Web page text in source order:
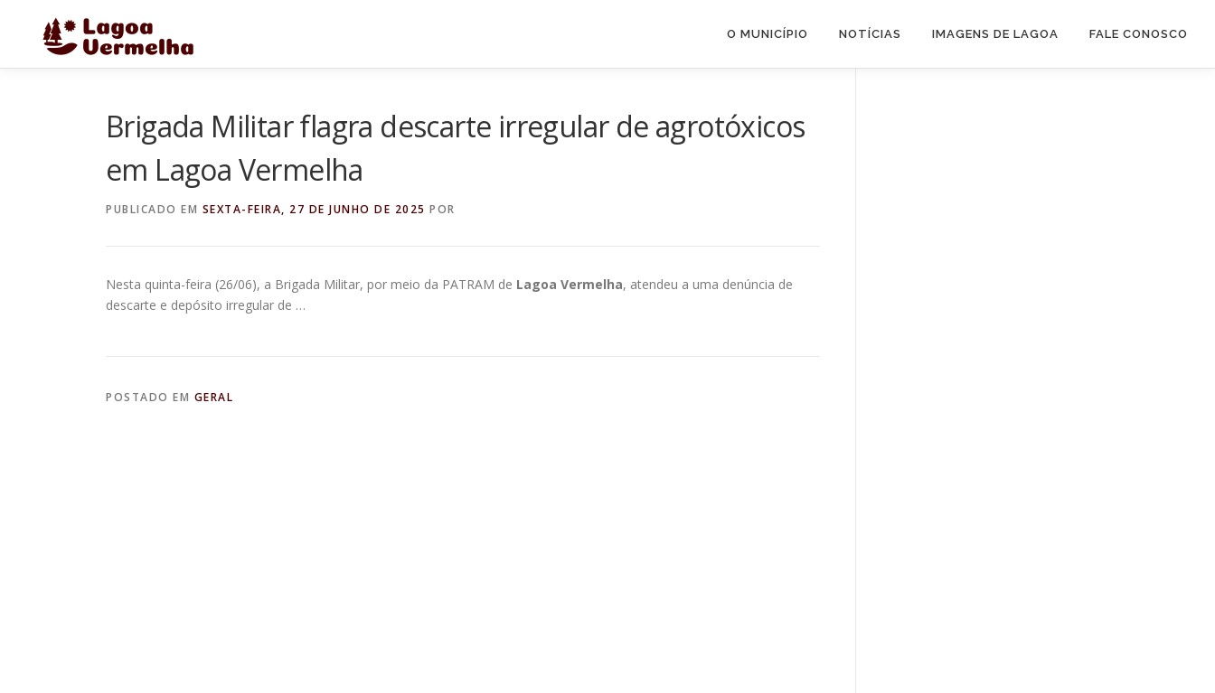
conteúdo
O MUNICÍPIO NOTÍCIAS IMAGENS DE LAGOA FALE CONOSCO
Brigada Militar flagra descarte irregular de agrotóxicos
em Lagoa Vermelha
PUBLICADO EM SEXTA-FEIRA, 27 DE JUNHO DE 2025 POR
Nesta quinta-feira (26/06), a Brigada Militar, por meio da PATRAM de Lagoa Vermelha, atendeu a uma denúncia de
descarte e depósito irregular de …
POSTADO EM GERAL